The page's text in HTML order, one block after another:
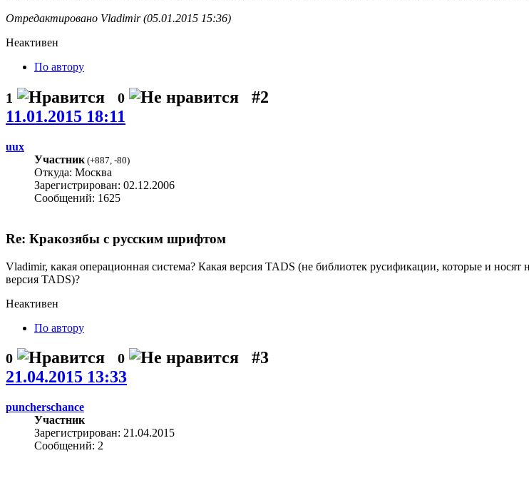
Отредактировано Vladimir (05.01.2015 15:36)
Неактивен
По автору
1 0
#2
11.01.2015 18:11
uux
Участник(+887, -80)
Откуда: Москва
Зарегистрирован: 02.12.2006
Сообщений: 1625
Re: Кракозябы с русским шрифтом
Vladimir, какая операционная система? Какая версия TADS (не библиотек русификации, которые и
версия TADS)?
Неактивен
По автору
0 0
#3
21.04.2015 13:33
puncherschance
Участник
Зарегистрирован: 21.04.2015
Сообщений: 2